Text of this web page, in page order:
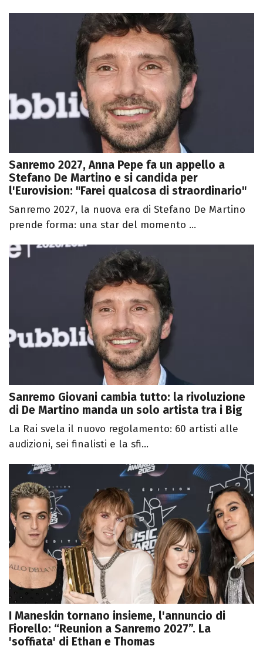
Sanremo 2027, Anna Pepe fa un appello a
Stefano De Martino e si candida per
l'Eurovision: "Farei qualcosa di straordinario"
Sanremo 2027, la nuova era di Stefano De Martino
prende forma: una star del momento ...
Sanremo Giovani cambia tutto: la rivoluzione
di De Martino manda un solo artista tra i Big
La Rai svela il nuovo regolamento: 60 artisti alle
audizioni, sei finalisti e la sfi...
I Maneskin tornano insieme, l'annuncio di
Fiorello: “Reunion a Sanremo 2027”. La
'soffiata' di Ethan e Thomas